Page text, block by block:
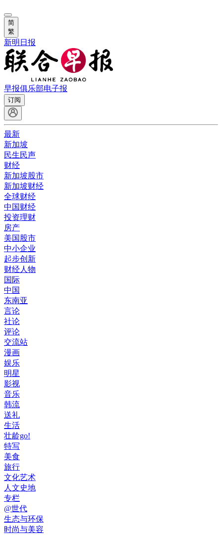
简
繁
新明日报
早报俱乐部电子报
订阅
最新
新加坡
民生民声
财经
新加坡股市
新加坡财经
全球财经
中国财经
投资理财
房产
美国股市
中小企业
起步创新
财经人物
国际
中国
东南亚
言论
社论
评论
交流站
漫画
娱乐
明星
影视
音乐
韩流
送礼
生活
壮龄go!
特写
美食
旅行
文化艺术
人文史地
专栏
@世代
生态与环保
时尚与美容